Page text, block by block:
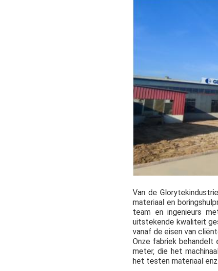
Van de
materiaal en
team en ingenieurs
uitstekende kwaliteit
vanaf de eisen van
Onze fabriek behandelt
meter, die het
het testen materiaal